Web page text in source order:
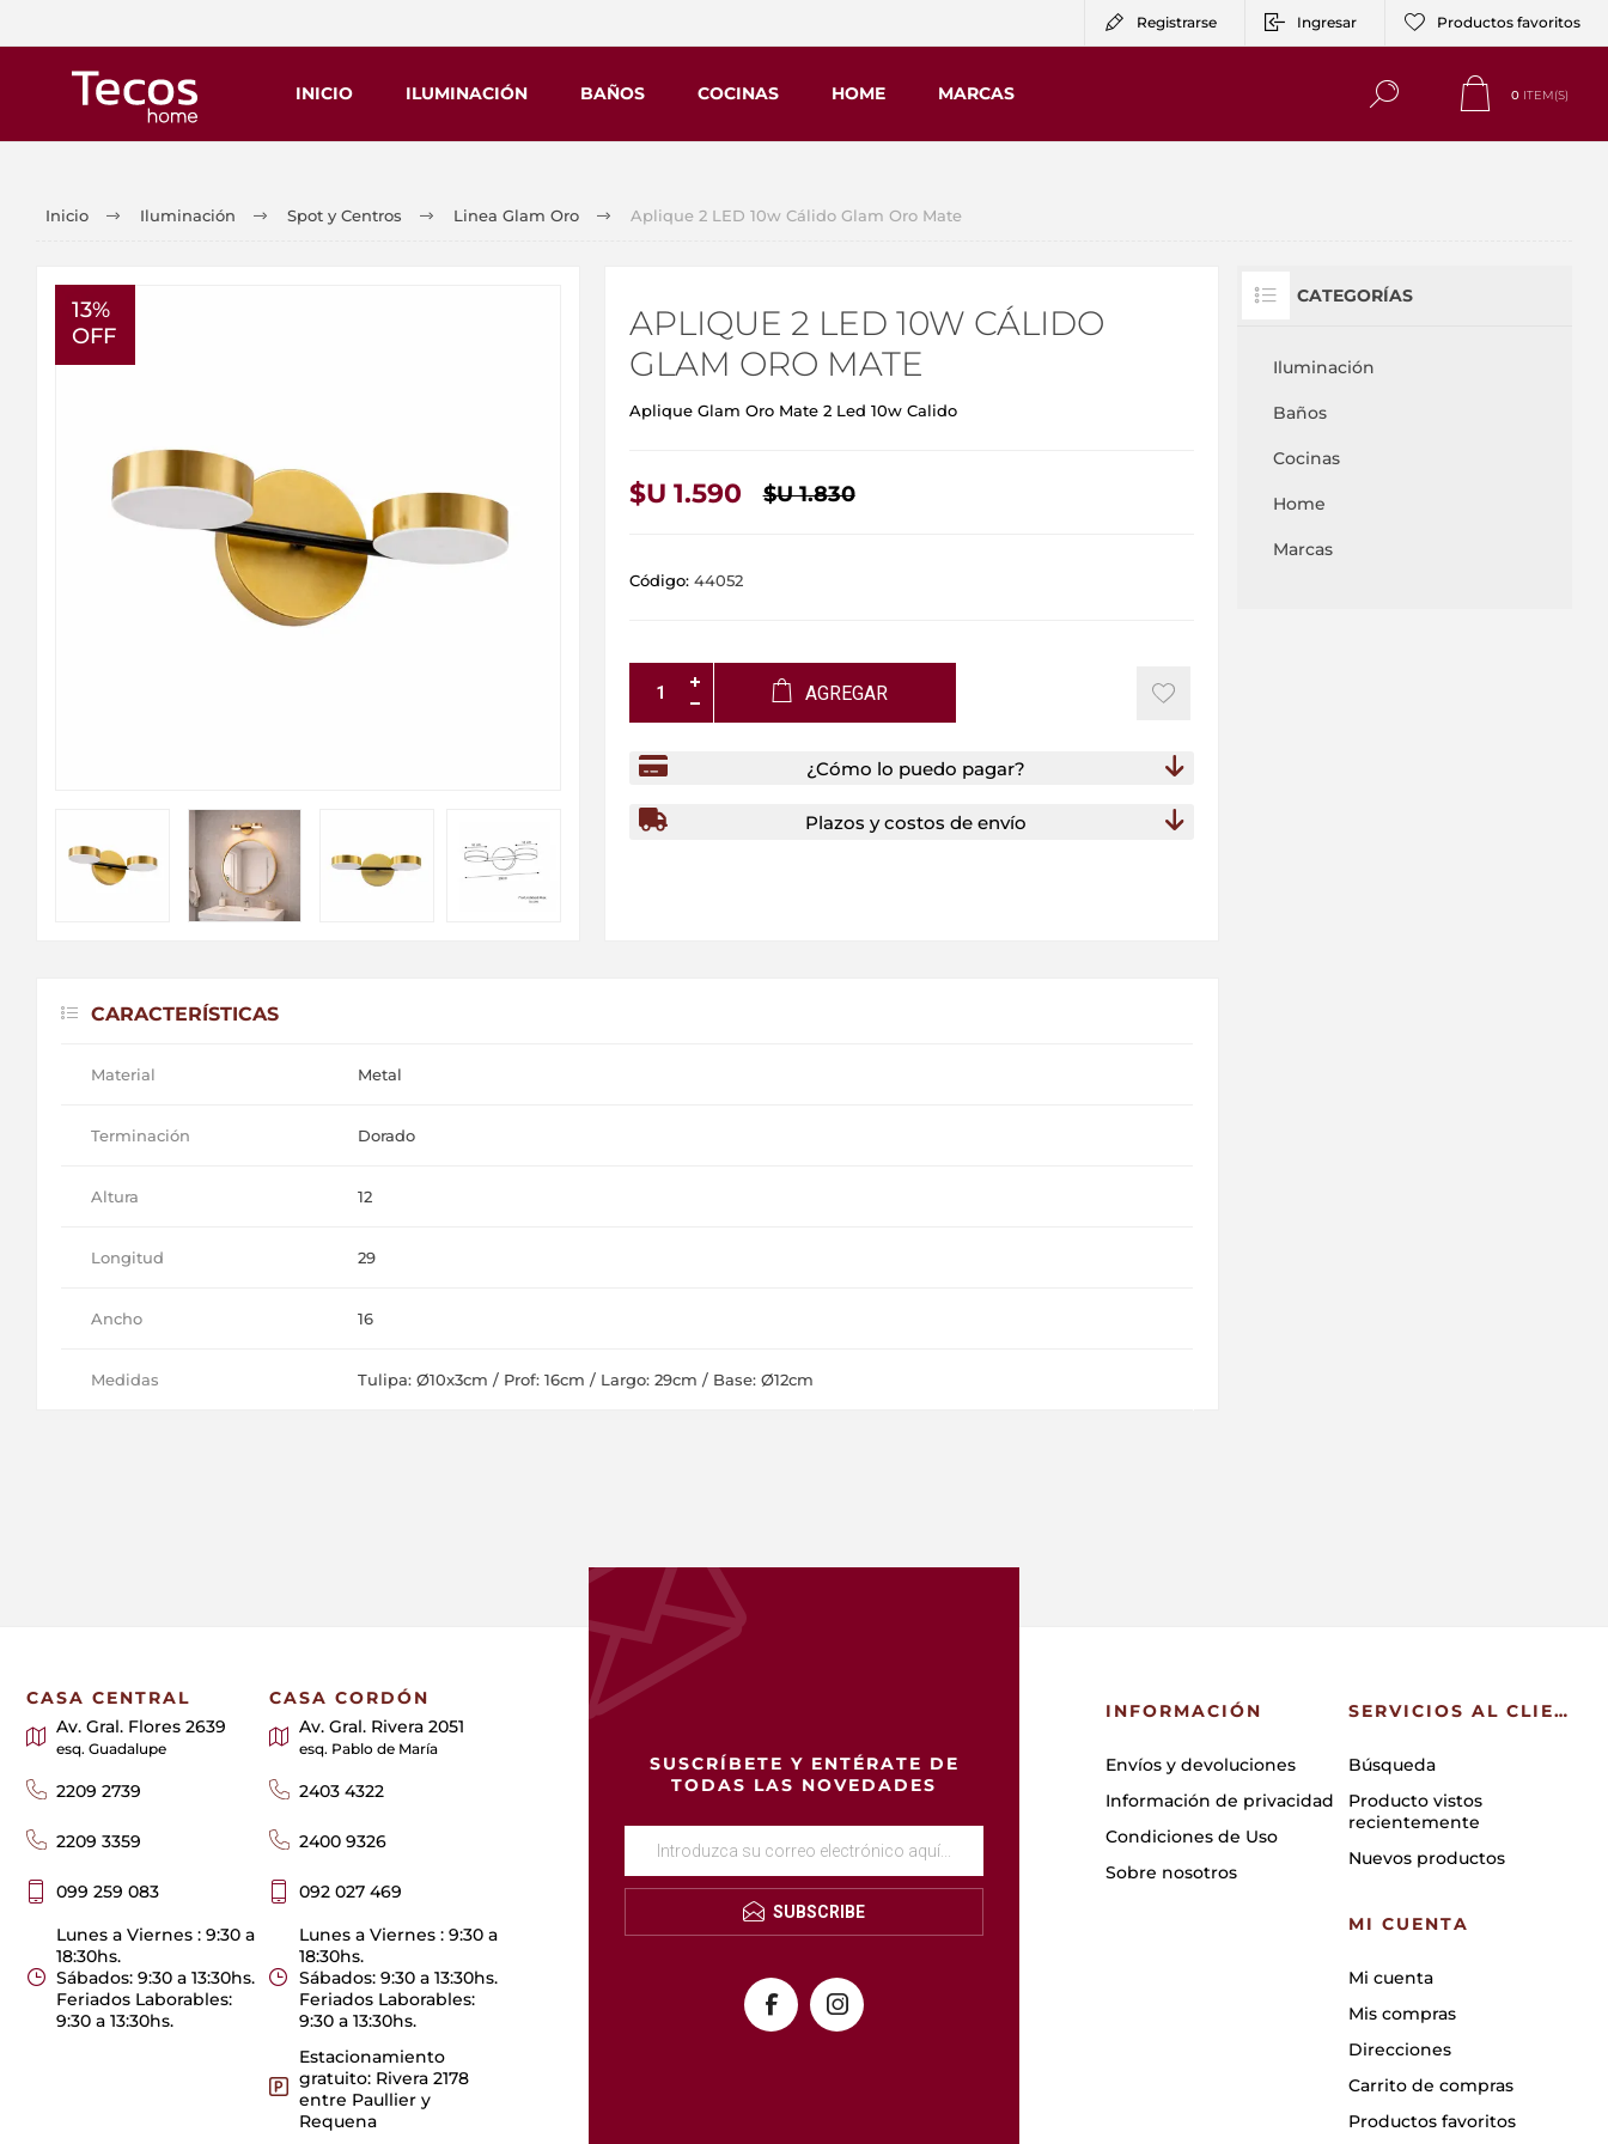
Registrarse Ingresar Productos favoritos
INICIO ILUMINACIÓN BAÑOS COCINAS HOME MARCAS 0 ITEM(S)
Inicio Iluminación Spot y Centros Linea Glam Oro Aplique 2 LED 10w Cálido Glam Oro Mate
13%
OFF
APLIQUE 2 LED 10W CÁLIDO
GLAM ORO MATE
Aplique Glam Oro Mate 2 Led 10w Calido
$U 1.590 $U 1.830
Código: 44052
AGREGAR
¿Cómo lo puedo pagar?
Plazos y costos de envío
CARACTERÍSTICAS
Material Metal
Terminación Dorado
Altura 12
Longitud 29
Ancho 16
Medidas Tulipa: Ø10x3cm / Prof: 16cm / Largo: 29cm / Base: Ø12cm
CATEGORÍAS
Iluminación
Baños
Cocinas
Home
Marcas
SUSCRÍBETE Y ENTÉRATE DE
TODAS LAS NOVEDADES
SUBSCRIBE
CASA CENTRAL
Av. Gral. Flores 2639
esq. Guadalupe
2209 2739
2209 3359
099 259 083
Lunes a Viernes : 9:30 a
18:30hs.
Sábados: 9:30 a 13:30hs.
Feriados Laborables:
9:30 a 13:30hs.
CASA CORDÓN
Av. Gral. Rivera 2051
esq. Pablo de María
2403 4322
2400 9326
092 027 469
Lunes a Viernes : 9:30 a
18:30hs.
Sábados: 9:30 a 13:30hs.
Feriados Laborables:
9:30 a 13:30hs.
Estacionamiento
gratuito: Rivera 2178
entre Paullier y
Requena
INFORMACIÓN
Envíos y devoluciones
Información de privacidad
Condiciones de Uso
Sobre nosotros
SERVICIOS AL CLIENTE
Búsqueda
Producto vistos
recientemente
Nuevos productos
MI CUENTA
Mi cuenta
Mis compras
Direcciones
Carrito de compras
Productos favoritos